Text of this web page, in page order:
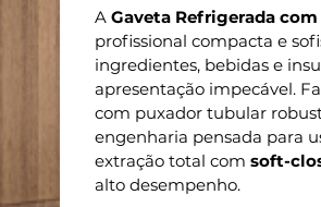
A Gaveta Refrigerada com
profissional compacta e
ingredientes, bebidas e
apresentação impecável.
com puxador tubular
engenharia pensada para
extração total com soft-
alto desempenho.